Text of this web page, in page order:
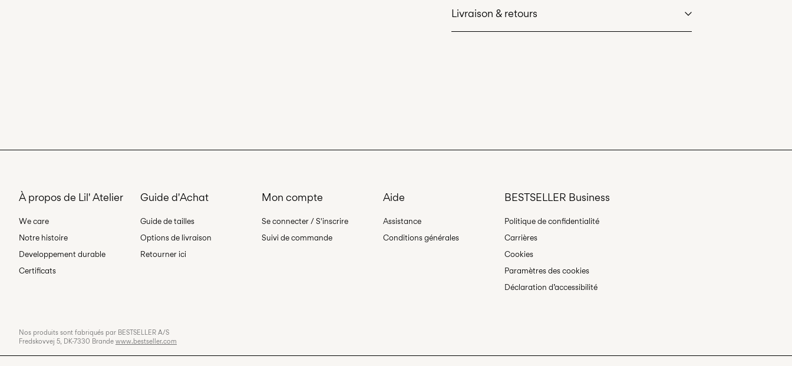
Livraison & retours
À propos de Lil' Atelier
We care
Notre histoire
Developpement durable
Certificats
Guide d'Achat
Guide de tailles
Options de livraison
Retourner ici
Mon compte
Se connecter / S'inscrire
Suivi de commande
Aide
Assistance
Conditions générales
BESTSELLER Business
Politique de confidentialité
Carrières
Cookies
Paramètres des cookies
Déclaration d’accessibilité
Nos produits sont fabriqués par BESTSELLER A/S
Fredskovvej 5, DK-7330 Brande www.bestseller.com